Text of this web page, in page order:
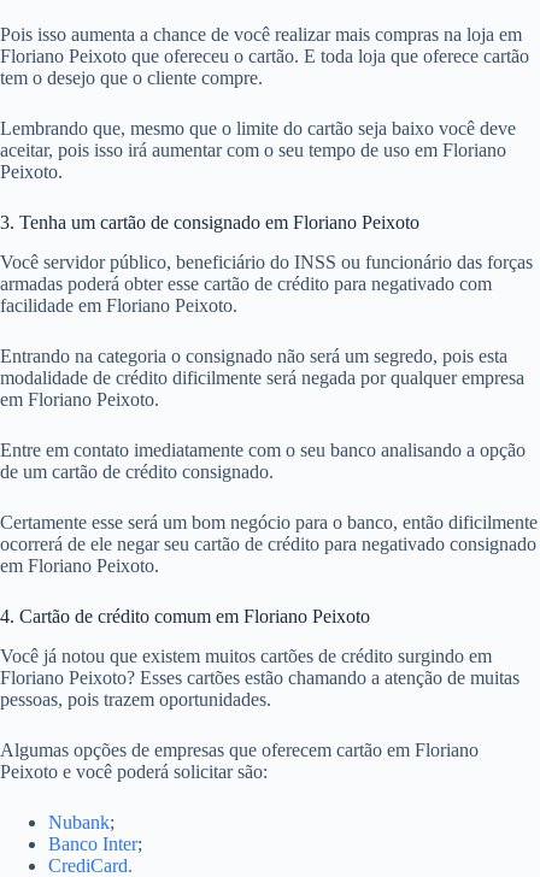
Pois isso aumenta a chance de você realizar mais compras na loja em
Floriano Peixoto que ofereceu o cartão. E toda loja que oferece cartão
tem o desejo que o cliente compre.
Lembrando que, mesmo que o limite do cartão seja baixo você deve
aceitar, pois isso irá aumentar com o seu tempo de uso em Floriano
Peixoto.
3. Tenha um cartão de consignado em Floriano Peixoto
Você servidor público, beneficiário do INSS ou funcionário das forças
armadas poderá obter esse cartão de crédito para negativado com
facilidade em Floriano Peixoto.
Entrando na categoria o consignado não será um segredo, pois esta
modalidade de crédito dificilmente será negada por qualquer empresa
em Floriano Peixoto.
Entre em contato imediatamente com o seu banco analisando a opção
de um cartão de crédito consignado.
Certamente esse será um bom negócio para o banco, então dificilmente
ocorrerá de ele negar seu cartão de crédito para negativado consignado
em Floriano Peixoto.
4. Cartão de crédito comum em Floriano Peixoto
Você já notou que existem muitos cartões de crédito surgindo em
Floriano Peixoto? Esses cartões estão chamando a atenção de muitas
pessoas, pois trazem oportunidades.
Algumas opções de empresas que oferecem cartão em Floriano
Peixoto e você poderá solicitar são:
Nubank;
Banco Inter;
CrediCard.